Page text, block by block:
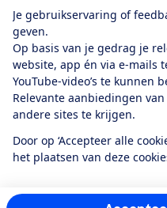
Je gebruikservaring of
geven.
Op basis van je gedrag je
website, app én via e-mails
YouTube-video’s te kunnen
Relevante aanbiedingen
andere sites te krijgen.
Door op ‘Accepteer alle
het plaatsen van deze
app
Algemene
Cookiebeleid
RSS-feed
12.901consumenten